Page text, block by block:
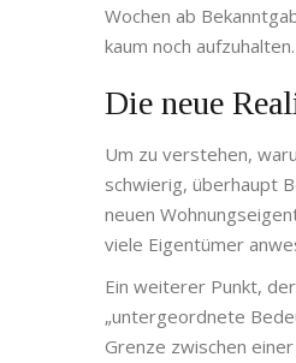
Wochen ab
kaum noch
Die neue
Um zu verstehen,
schwierig, überhaupt
neuen
viele Eigentümer
Ein weiterer Punkt,
„untergeordnete
Grenze zwischen